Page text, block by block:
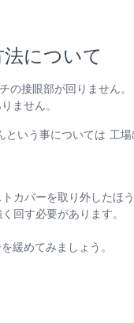
について
接眼部が回りません
ません。
いう事については 工
カバーを取り外したほう
計回りに強く
尽
緩めてみましょう。